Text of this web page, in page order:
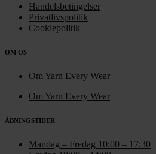
Handelsbetingelser
Privatlivspolitik
Cookiepolitik
OM OS
Om Yarn Every Wear
Om Yarn Every Wear
ÅBNINGSTIDER
Mandag – Fredag 10:00 – 17:30